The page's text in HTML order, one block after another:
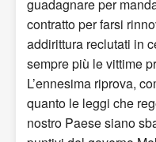
guadagnare per
contratto per farsi
addirittura reclutati in
sempre più le vittime
L’ennesima riprova,
quanto le leggi che
nostro Paese siano